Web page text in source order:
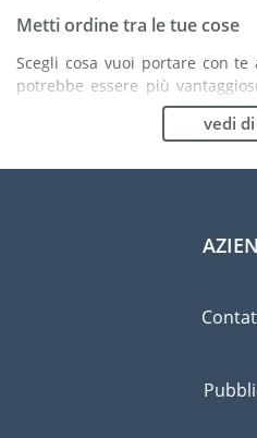
Metti ordine tra le tue cose
Scegli cosa vuoi portare con
potrebbe essere più
Scegli la compagnia di
organizzare il tuo
Eliminare il rischio non è
vedi